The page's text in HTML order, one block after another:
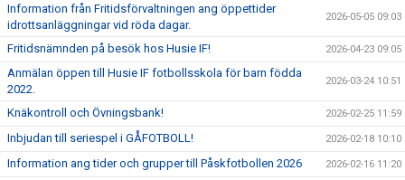
Information från Fritidsförvaltningen ang öppettider
idrottsanläggningar vid röda dagar.
2026-05-05 09:03
Fritidsnämnden på besök hos Husie IF! 2026-04-23 09:05
Anmälan öppen till Husie IF fotbollsskola för barn födda
2022.
2026-03-24 10:51
Knäkontroll och Övningsbank! 2026-02-25 11:59
Inbjudan till seriespel i GÅFOTBOLL! 2026-02-18 10:10
Information ang tider och grupper till Påskfotbollen 2026 2026-02-16 11:20